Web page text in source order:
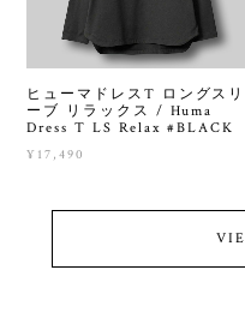
ヒューマドレスT ロングスリ
ーブ リラックス / Huma
Dress T LS Relax #BLACK
¥17,490